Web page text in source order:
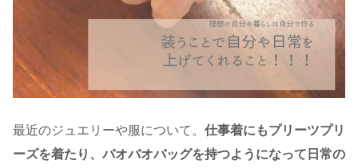
最近のジュエリーや服について。 仕事着にもプリーツプリ
ーズを着たり、バオバオバッグを持つようになって日常の